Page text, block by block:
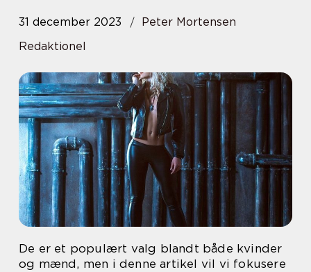
31 december 2023
Peter Mortensen
Redaktionel
De er et populært valg blandt både kvinder
og mænd, men i denne artikel vil vi fokusere